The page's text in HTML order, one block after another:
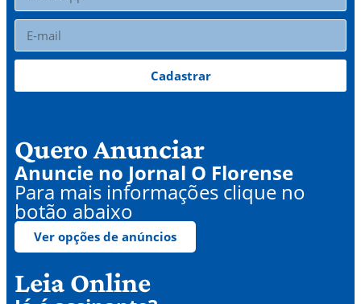
Cadastrar
Quero Anunciar
Anuncie no Jornal O Florense
Para mais informações clique no
botão abaixo
Ver opções de anúncios
Leia Online